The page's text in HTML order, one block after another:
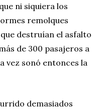
ni siquiera los
remolques
destruían el asfalto
de 300 pasajeros a
vez sonó entonces la
demasiados